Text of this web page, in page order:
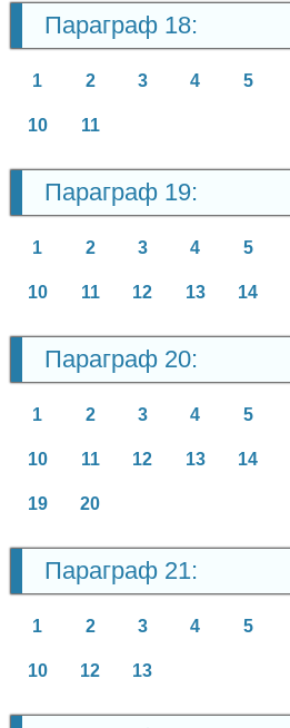
Параграф 18:
1 2 3 4 5
10 11
Параграф 19:
1 2 3 4 5
10 11 12 13 14
Параграф 20:
1 2 3 4 5
10 11 12 13 14
19 20
Параграф 21:
1 2 3 4 5
10 12 13